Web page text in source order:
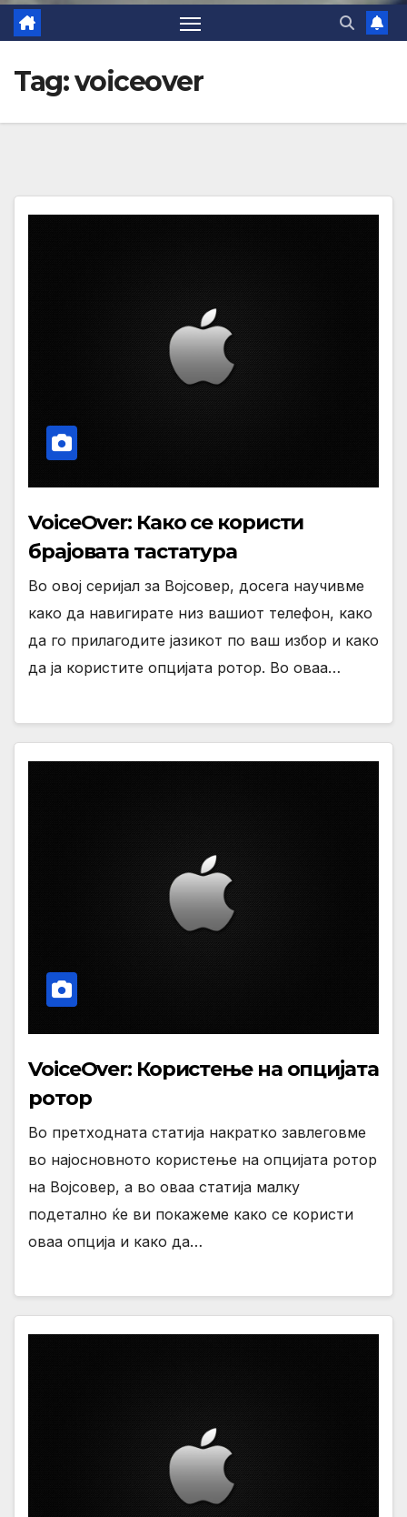
Tag:voiceover
VoiceOver: Како се користи
брајовата тастатура
Во овој серијал за Војсовер, досега научивме
како да навигирате низ вашиот телефон, како
да го прилагодите јазикот по ваш избор и како
да ја користите опцијата ротор. Во оваа…
VoiceOver: Користење на опцијата
ротор
Во претходната статија накратко завлеговме
во најосновното користење на опцијата ротор
на Војсовер, а во оваа статија малку
подетално ќе ви покажеме како се користи
оваа опција и како да…